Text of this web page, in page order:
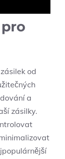
od
a
zásilky.